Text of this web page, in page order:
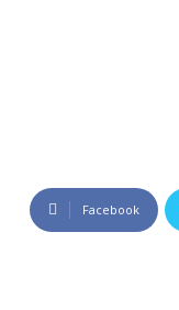
Facebook